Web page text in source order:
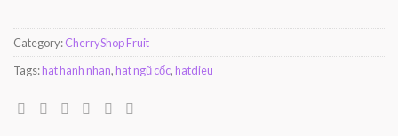
Category:CherryShop Fruit
Tags:hat hanh nhan,hat ngũ cốc,hatdieu